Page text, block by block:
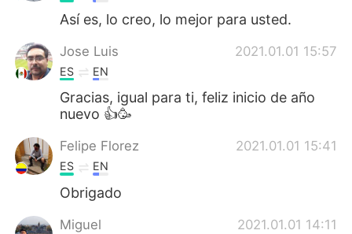
Así es, lo creo, lo mejor para usted.
Jose Luis 2021.01.01 15:57
ES EN
Gracias, igual para ti, feliz inicio de año
nuevo 👍🥳
Felipe Florez 2021.01.01 15:41
ES EN
Obrigado
Miguel 2021.01.01 14:11